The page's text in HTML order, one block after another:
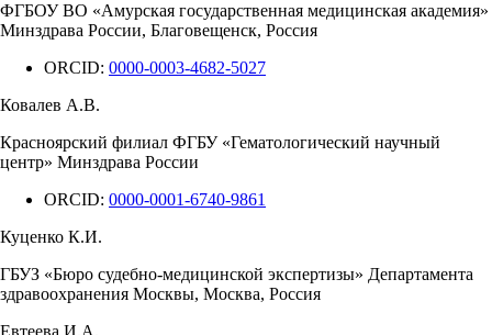
ФГБОУ ВО «Амурская государственная медицинская академия»
Минздрава России, Благовещенск, Россия
ORCID: 0000-0003-4682-5027
Ковалев А.В.
Красноярский филиал ФГБУ «Гематологический научный
центр» Минздрава России
ORCID: 0000-0001-6740-9861
Куценко К.И.
ГБУЗ «Бюро судебно-медицинской экспертизы» Департамента
здравоохранения Москвы, Москва, Россия
Евтеева И.А.